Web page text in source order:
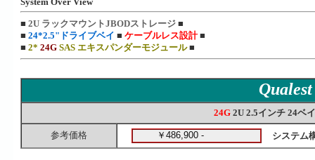
■2U ラックマウントJBODストレージ ■
■24*2.5"ドライブベイ ■ケーブルレス設計■
■2* 24GSAS エキスパンダーモジュール■
24G 2U 2.5インチ 24ベ
参考価格 システム